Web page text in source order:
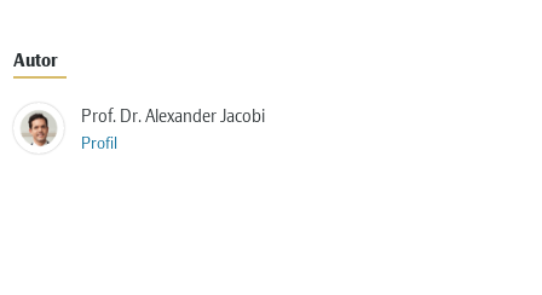
Autor
Prof. Dr. Alexander Jacobi
Profil